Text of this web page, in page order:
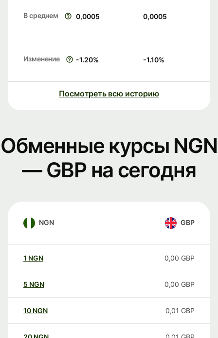
В среднем 0,0005 0,0005
Изменение -1.20% -1.10%
Посмотреть всю историю
Обменные курсы NGN
— GBP на сегодня
NGN GBP
1 NGN 0,00 GBP
5 NGN 0,00 GBP
10 NGN 0,01 GBP